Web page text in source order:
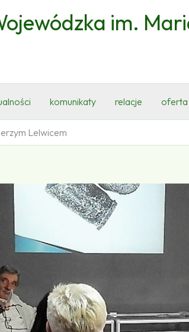
im.
komunikaty relacje oferta
Lelwicem